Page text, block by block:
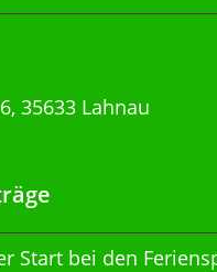
35633 Lahnau
Start bei den